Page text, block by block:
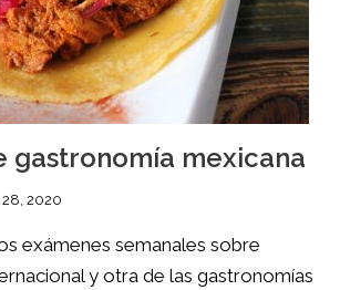
gastronomía mexicana
28, 2020
exámenes semanales sobre
y otra de las gastronomías